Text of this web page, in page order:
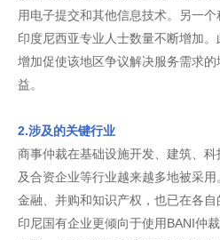
用电子提交和其他信息技术。另一
印度尼西亚专业人士数量不断增加
增加促使该地区争议解决服务需求
益。
2.涉及的关键行业
商事仲裁在基础设施开发、建筑、
及合资企业等行业越来越多地被采用
金融、并购和知识产权，也已在各
印尼国有企业更倾向于使用BANI仲